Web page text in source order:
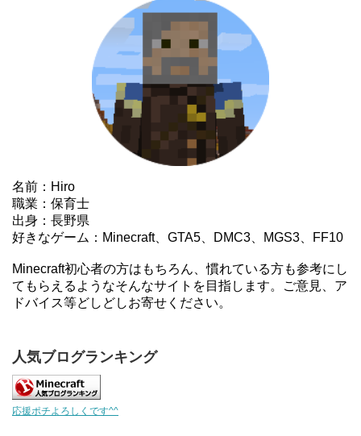
名前：Hiro
職業：保育士
出身：長野県
好きなゲーム：Minecraft、GTA5、DMC3、MGS3、FF10
Minecraft初心者の方はもちろん、慣れている方も参考にし
てもらえるようなそんなサイトを目指します。ご意見、ア
ドバイス等どしどしお寄せください。
人気ブログランキング
応援ポチよろしくです^^